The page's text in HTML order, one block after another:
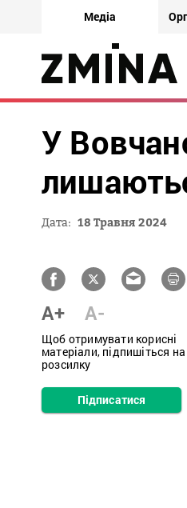
Медіа
У
Дата: 18 Травня 2024
A+ A-
Щоб отримувати корисні
матеріали, підпишіться на
розсилку
Підписатися